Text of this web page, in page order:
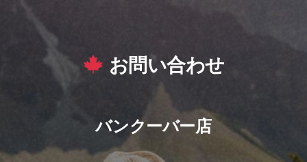
お問い合わせ
バンクーバー店